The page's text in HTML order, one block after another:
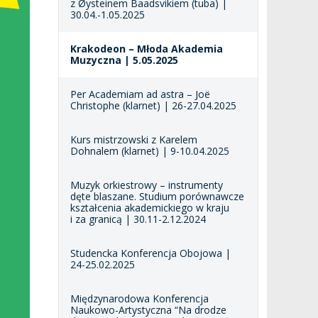
z Øysteinem Baadsvikiem (tuba) |
30.04.-1.05.2025
Krakodeon – Młoda Akademia
Muzyczna | 5.05.2025
Per Academiam ad astra – Joë
Christophe (klarnet) | 26-27.04.2025
Kurs mistrzowski z Karelem
Dohnalem (klarnet) | 9-10.04.2025
Muzyk orkiestrowy – instrumenty
dęte blaszane. Studium porównawcze
kształcenia akademickiego w kraju
i za granicą | 30.11-2.12.2024
Studencka Konferencja Obojowa |
24-25.02.2025
Międzynarodowa Konferencja
Naukowo-Artystyczna “Na drodze